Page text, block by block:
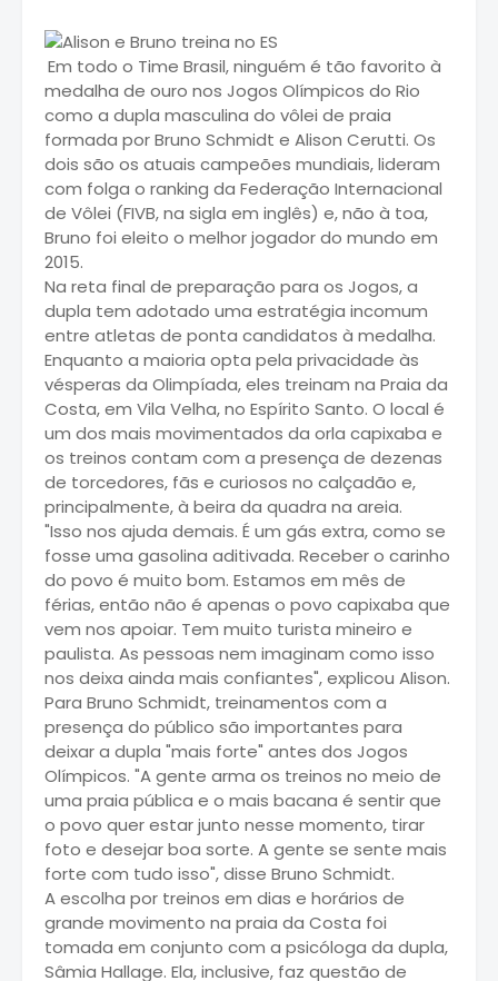
Em todo o Time Brasil, ninguém é tão favorito à
medalha de ouro nos Jogos Olímpicos do Rio
como a dupla masculina do vôlei de praia
formada por Bruno Schmidt e Alison Cerutti. Os
dois são os atuais campeões mundiais, lideram
com folga o ranking da Federação Internacional
de Vôlei (FIVB, na sigla em inglês) e, não à toa,
Bruno foi eleito o melhor jogador do mundo em
2015.
Na reta final de preparação para os Jogos, a
dupla tem adotado uma estratégia incomum
entre atletas de ponta candidatos à medalha.
Enquanto a maioria opta pela privacidade às
vésperas da Olimpíada, eles treinam na Praia da
Costa, em Vila Velha, no Espírito Santo. O local é
um dos mais movimentados da orla capixaba e
os treinos contam com a presença de dezenas
de torcedores, fãs e curiosos no calçadão e,
principalmente, à beira da quadra na areia.
"Isso nos ajuda demais. É um gás extra, como se
fosse uma gasolina aditivada. Receber o carinho
do povo é muito bom. Estamos em mês de
férias, então não é apenas o povo capixaba que
vem nos apoiar. Tem muito turista mineiro e
paulista. As pessoas nem imaginam como isso
nos deixa ainda mais confiantes", explicou Alison.
Para Bruno Schmidt, treinamentos com a
presença do público são importantes para
deixar a dupla "mais forte" antes dos Jogos
Olímpicos. "A gente arma os treinos no meio de
uma praia pública e o mais bacana é sentir que
o povo quer estar junto nesse momento, tirar
foto e desejar boa sorte. A gente se sente mais
forte com tudo isso", disse Bruno Schmidt.
A escolha por treinos em dias e horários de
grande movimento na praia da Costa foi
tomada em conjunto com a psicóloga da dupla,
Sâmia Hallage. Ela, inclusive, faz questão de